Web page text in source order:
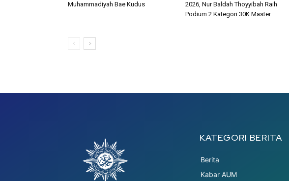
Muhammadiyah Bae Kudus
2026, Nur Baldah Thoyyibah Raih
Podium 2 Kategori 30K Master
KATEGORI BERITA
Berita
Kabar AUM